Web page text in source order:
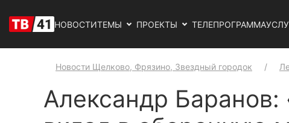
НОВОСТИТЕМЫ ПРОЕКТЫ ТЕЛЕПРОГРАММА
Новости Щелково, Фрязино, Звездный городок
Александр Баранов: